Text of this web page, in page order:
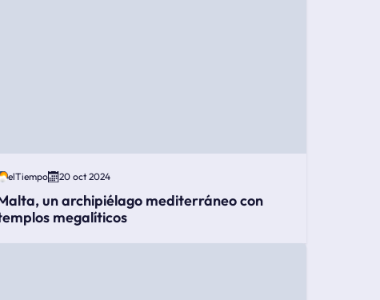
elTiempo 20 oct 2024
un archipiélago mediterráneo con
megalíticos